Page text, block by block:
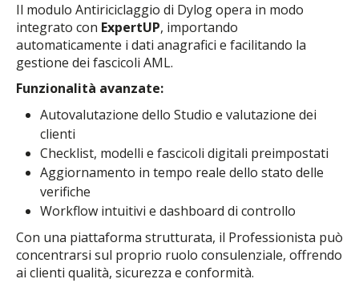
Il modulo Antiriciclaggio di Dylog opera in modo
integrato con ExpertUP, importando
automaticamente i dati anagrafici e facilitando la
gestione dei fascicoli AML.
Funzionalità avanzate:
Autovalutazione dello Studio e valutazione dei
clienti
Checklist, modelli e fascicoli digitali preimpostati
Aggiornamento in tempo reale dello stato delle
verifiche
Workflow intuitivi e dashboard di controllo
Con una piattaforma strutturata, il Professionista può
concentrarsi sul proprio ruolo consulenziale, offrendo
ai clienti qualità, sicurezza e conformità.